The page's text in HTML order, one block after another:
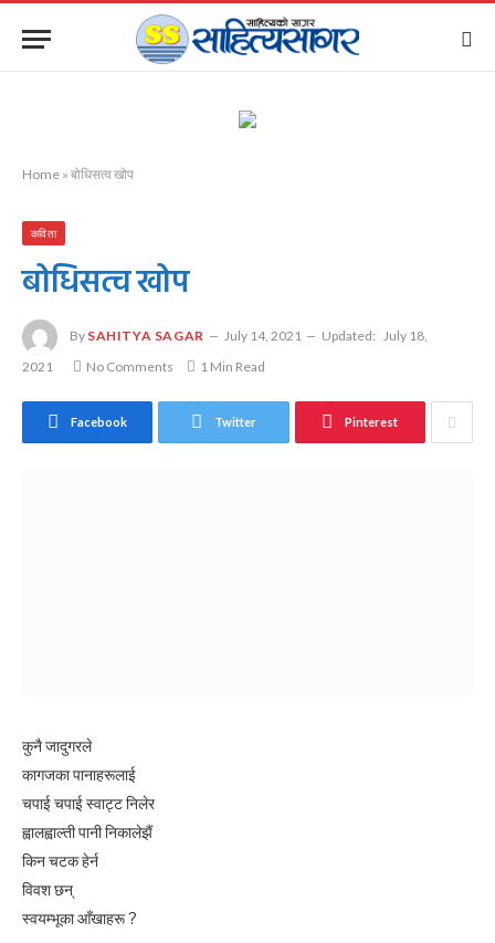
Home » बोधिसत्व खोप
कविता
बोधिसत्व खोप
By SAHITYA SAGAR July 14, 2021 Updated: July 18,
2021
No Comments 1 Min Read
Facebook Twitter Pinterest
कुनै जादुगरले
कागजका पानाहरूलाई
चपाई चपाई स्वाट्ट निलेर
ह्वालह्वाल्ती पानी निकालेझैं
किन चटक हेर्न
विवश छन्
स्वयम्भूका आँखाहरू ?